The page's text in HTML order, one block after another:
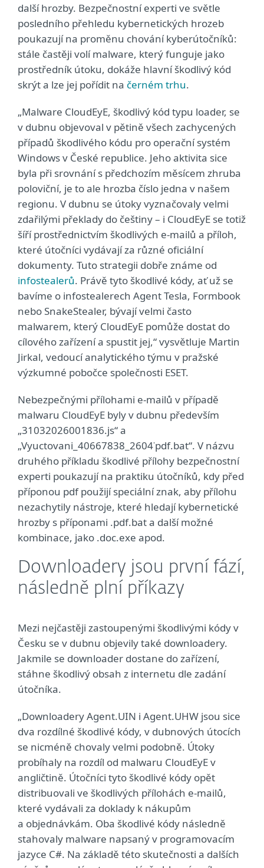
další hrozby. Bezpečnostní experti ve světle
posledního přehledu kybernetických hrozeb
poukazují na proměnu chování kyberútočníků:
stále častěji volí malware, který funguje jako
prostředník útoku, dokáže hlavní škodlivý kód
skrýt a lze jej pořídit na černém trhu.
„Malware CloudEyE, škodlivý kód typu loader, se
v dubnu objevoval v pětině všech zachycených
případů škodlivého kódu pro operační systém
Windows v České republice. Jeho aktivita sice
byla při srovnání s předchozím měsícem zhruba
poloviční, je to ale hrozba číslo jedna v našem
regionu. V dubnu se útoky vyznačovaly velmi
zdařilými překlady do češtiny – i CloudEyE se totiž
šíří prostřednictvím škodlivých e-mailů a příloh,
které útočníci vydávají za různé oficiální
dokumenty. Tuto strategii dobře známe od
infostealerů. Právě tyto škodlivé kódy, ať už se
bavíme o infostealerech Agent Tesla, Formbook
nebo SnakeStealer, bývají velmi často
malwarem, který CloudEyE pomůže dostat do
cílového zařízení a spustit jej,“ vysvětluje Martin
Jirkal, vedoucí analytického týmu v pražské
výzkumné pobočce společnosti ESET.
Nebezpečnými přílohami e-mailů v případě
malwaru CloudEyE byly v dubnu především
„31032026001836.js“ a
„Vyuctovani_40667838_2604˙pdf.bat“. V názvu
druhého příkladu škodlivé přílohy bezpečnostní
experti poukazují na praktiku útočníků, kdy před
příponou pdf použijí speciální znak, aby přílohu
nezachytily nástroje, které hledají kybernetické
hrozby s příponami .pdf.bat a další možné
kombinace, jako .doc.exe apod.
Downloadery jsou první fází,
následně plní příkazy
Mezi nejčastěji zastoupenými škodlivými kódy v
Česku se v dubnu objevily také downloadery.
Jakmile se downloader dostane do zařízení,
stáhne škodlivý obsah z internetu dle zadání
útočníka.
„Downloadery Agent.UIN i Agent.UHW jsou sice
dva rozdílné škodlivé kódy, v dubnových útocích
se nicméně chovaly velmi podobně. Útoky
probíhaly na rozdíl od malwaru CloudEyE v
angličtině. Útočníci tyto škodlivé kódy opět
distribuovali ve škodlivých přílohách e-mailů,
které vydávali za doklady k nákupům
a objednávkám. Oba škodlivé kódy následně
stahovaly malware napsaný v programovacím
jazyce C#. Na základě této skutečnosti a dalších